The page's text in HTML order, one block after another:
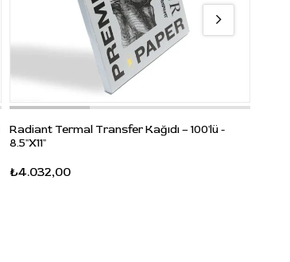
Radiant Termal Transfer Kağıdı – 100'lü -
8.5"X11"
₺4.032,00